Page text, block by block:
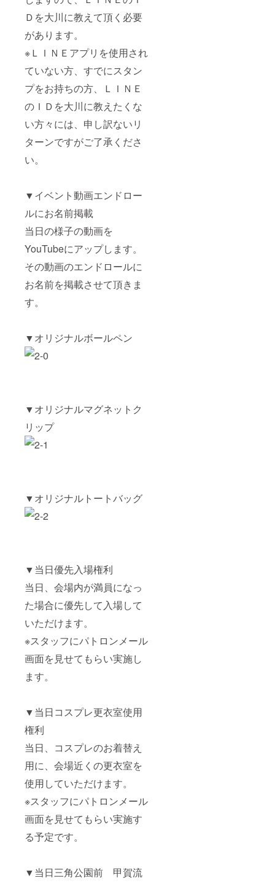
Ｄを大川に教えて頂く必要
があります。
※ＬＩＮＥアプリを使用され
ていない方、すでにスタン
プをお持ちの方、ＬＩＮＥ
のＩＤを大川に教えたくな
い方々には、申し訳ないリ
ターンですがご了承くださ
い。
▼イベント動画エンドロー
ルにお名前掲載
当日の様子の動画を
YouTubeにアップします。
その動画のエンドロールに
お名前を掲載させて頂きま
す。
▼オリジナルボールペン
▼オリジナルマグネットク
リップ
▼オリジナルトートバッグ
▼当日優先入場権利
当日、会場内が満員になっ
た場合に優先して入場して
いただけます。
※スタッフにパトロンメール
画面を見せてもらい実施し
ます。
▼当日コスプレ更衣室使用
権利
当日、コスプレのお着替え
用に、会場近くの更衣室を
使用していただけます。
※スタッフにパトロンメール
画面を見せてもらい実施す
る予定です。
▼当日三角公園前 甲賀流